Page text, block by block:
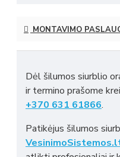
MONTAVIMO
Dėl šilumos siurblio
ir termino prašome
+370 631 61866.
Patikėjus šilumos